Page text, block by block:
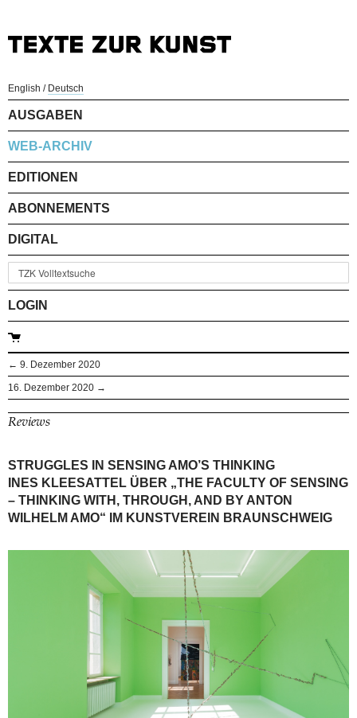
English / Deutsch
AUSGABEN
WEB-ARCHIV
EDITIONEN
ABONNEMENTS
DIGITAL
LOGIN
← 9. Dezember 2020
16. Dezember 2020 →
Reviews
STRUGGLES IN SENSING AMO’S THINKING
INES KLEESATTEL ÜBER „THE FACULTY OF SENSING
– THINKING WITH, THROUGH, AND BY ANTON
WILHELM AMO“ IM KUNSTVEREIN BRAUNSCHWEIG